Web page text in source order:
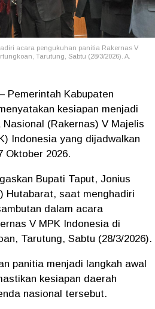
acara pengukuhan panitia Rakernas V
Tarutung, Sabtu (28/3/2026). A.
Pemerintah Kabupaten
kesiapan menjadi
(Rakernas) V Majelis
Indonesia yang dijadwalkan
Oktober 2026.
Bupati Taput, Jonius
Hutabarat, saat menghadiri
dalam acara
V MPK Indonesia di
Tarutung, Sabtu (28/3/2026).
panitia menjadi langkah awal
kesiapan daerah
nasional tersebut.